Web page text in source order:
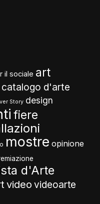
il sociale art
catalogo d'arte
Story design
fiere
mostre opinione
d'Arte
video videoarte